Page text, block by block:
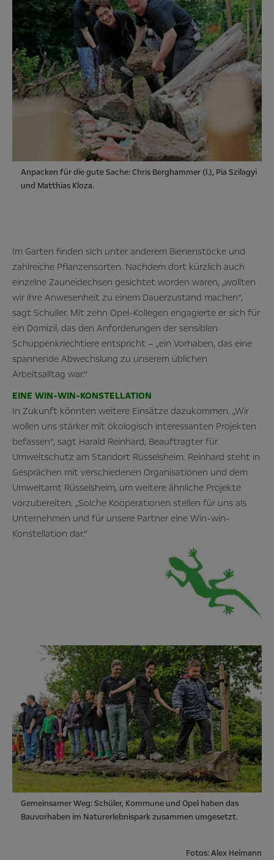
Anpacken für die gute Sache: Chris Berghammer (l.), Pia Szilagyi
und Matthias Kloza.
Im Garten finden sich unter anderem Bienenstöcke und
zahlreiche Pflanzensorten. Nachdem dort kürzlich auch
einzelne Zauneidechsen gesichtet worden waren, „wollten
wir ihre Anwesenheit zu einem Dauerzustand machen“,
sagt Schuller. Mit zehn Opel-Kollegen engagierte er sich für
ein Domizil, das den Anforderungen der sensiblen
Schuppenkriechtiere entspricht – „ein Vorhaben, das eine
spannende Abwechslung zu unserem üblichen
Arbeitsalltag war.“
EINE WIN-WIN-KONSTELLATION
In Zukunft könnten weitere Einsätze dazukommen. „Wir
wollen uns stärker mit ökologisch interessanten Projekten
befassen“, sagt Harald Reinhard, Beauftragter für
Umweltschutz am Standort Rüsselsheim. Reinhard steht in
Gesprächen mit verschiedenen Organisationen und dem
Umweltamt Rüsselsheim, um weitere ähnliche Projekte
vorzubereiten. „Solche Kooperationen stellen für uns als
Unternehmen und für unsere Partner eine Win-win-
Konstellation dar.“
Gemeinsamer Weg: Schüler, Kommune und Opel haben das
Bauvorhaben im Naturerlebnispark zusammen umgesetzt.
Fotos: Alex Heimann